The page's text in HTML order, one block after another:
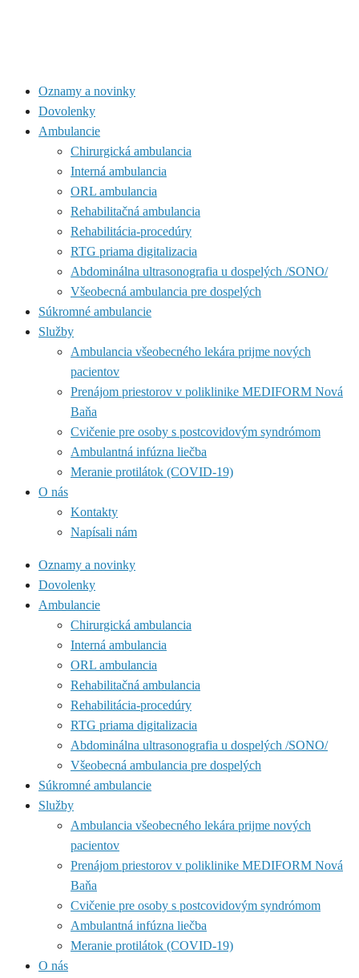
Oznamy a novinky
Dovolenky
Ambulancie
Chirurgická ambulancia
Interná ambulancia
ORL ambulancia
Rehabilitačná ambulancia
Rehabilitácia-procedúry
RTG priama digitalizacia
Abdominálna ultrasonografia u dospelých /SONO/
Všeobecná ambulancia pre dospelých
Súkromné ambulancie
Služby
Ambulancia všeobecného lekára prijme nových
pacientov
Prenájom priestorov v poliklinike MEDIFORM Nová
Baňa
Cvičenie pre osoby s postcovidovým syndrómom
Ambulantná infúzna liečba
Meranie protilátok (COVID-19)
O nás
Kontakty
Napísali nám
Oznamy a novinky
Dovolenky
Ambulancie
Chirurgická ambulancia
Interná ambulancia
ORL ambulancia
Rehabilitačná ambulancia
Rehabilitácia-procedúry
RTG priama digitalizacia
Abdominálna ultrasonografia u dospelých /SONO/
Všeobecná ambulancia pre dospelých
Súkromné ambulancie
Služby
Ambulancia všeobecného lekára prijme nových
pacientov
Prenájom priestorov v poliklinike MEDIFORM Nová
Baňa
Cvičenie pre osoby s postcovidovým syndrómom
Ambulantná infúzna liečba
Meranie protilátok (COVID-19)
O nás